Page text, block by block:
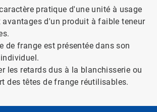
pratique d'une unité à usage
avantages d'un produit à faible teneur
de frange est présentée dans son
les retards dus à la blanchisserie ou
des têtes de frange réutilisables.